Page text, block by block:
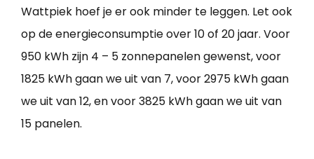
Wattpiek hoef je er ook minder te leggen. Let ook
op de energieconsumptie over 10 of 20 jaar. Voor
950 kWh zijn 4 – 5 zonnepanelen gewenst, voor
1825 kWh gaan we uit van 7, voor 2975 kWh gaan
we uit van 12, en voor 3825 kWh gaan we uit van
15 panelen.